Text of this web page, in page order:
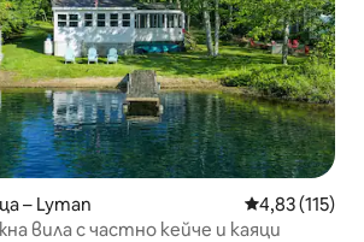
– Lyman Средна
4,83 (115)
вила с частно кейче и каяци